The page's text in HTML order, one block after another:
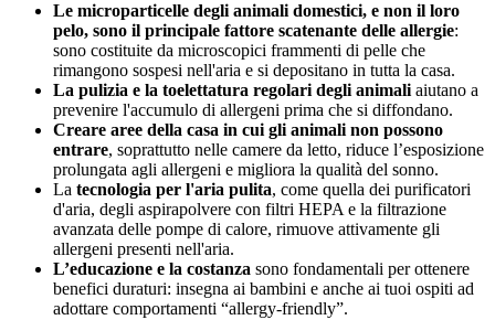
Le microparticelle degli animali domestici, e non il loro
pelo, sono il principale fattore scatenante delle allergie:
sono costituite da microscopici frammenti di pelle che
rimangono sospesi nell'aria e si depositano in tutta la casa.
La pulizia e la toelettatura regolari degli animaliaiutano a
prevenire l'accumulo di allergeni prima che si diffondano.
Creare aree della casa in cui gli animali non possono
entrare, soprattutto nelle camere da letto, riduce l’esposizione
prolungata agli allergeni e migliora la qualità del sonno.
La tecnologia per l'aria pulita, come quella dei purificatori
d'aria, degli aspirapolvere con filtri HEPA e la filtrazione
avanzata delle pompe di calore, rimuove attivamente gli
allergeni presenti nell'aria.
L’educazione e la costanza sono fondamentali per ottenere
benefici duraturi: insegna ai bambini e anche ai tuoi ospiti ad
adottare comportamenti “allergy‑friendly”.